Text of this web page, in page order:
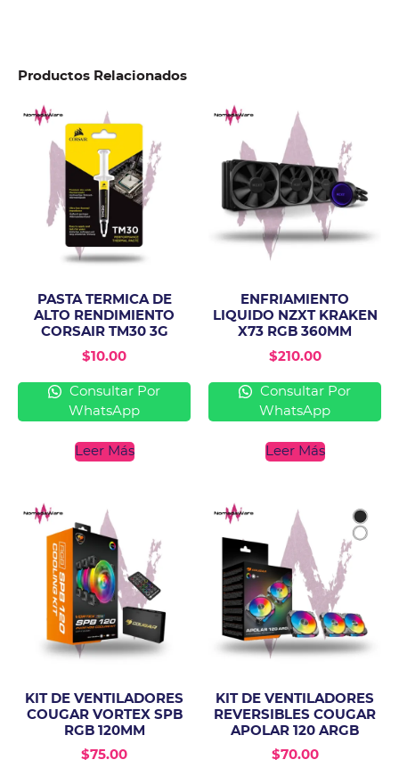
Productos Relacionados
PASTA TERMICA DE
ALTO RENDIMIENTO
CORSAIR TM30 3G
$10.00
Consultar Por
WhatsApp
Leer Más
ENFRIAMIENTO
LIQUIDO NZXT KRAKEN
X73 RGB 360MM
$210.00
Consultar Por
WhatsApp
Leer Más
KIT DE VENTILADORES
COUGAR VORTEX SPB
RGB 120MM
$75.00
KIT DE VENTILADORES
REVERSIBLES COUGAR
APOLAR 120 ARGB
$70.00